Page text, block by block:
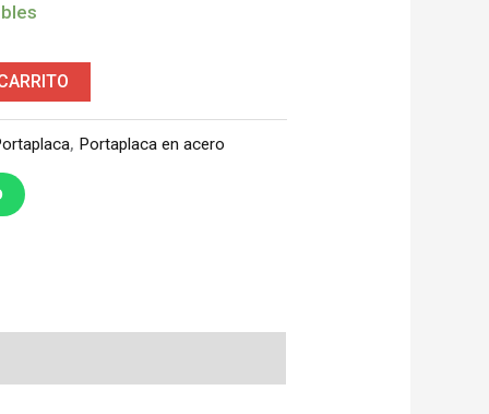
, Portaplaca en acero